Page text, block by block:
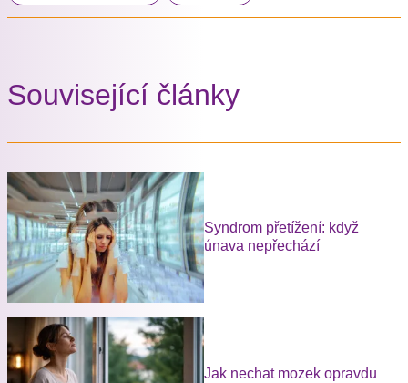
Související články
Syndrom přetížení: když
únava nepřechází
Jak nechat mozek opravdu